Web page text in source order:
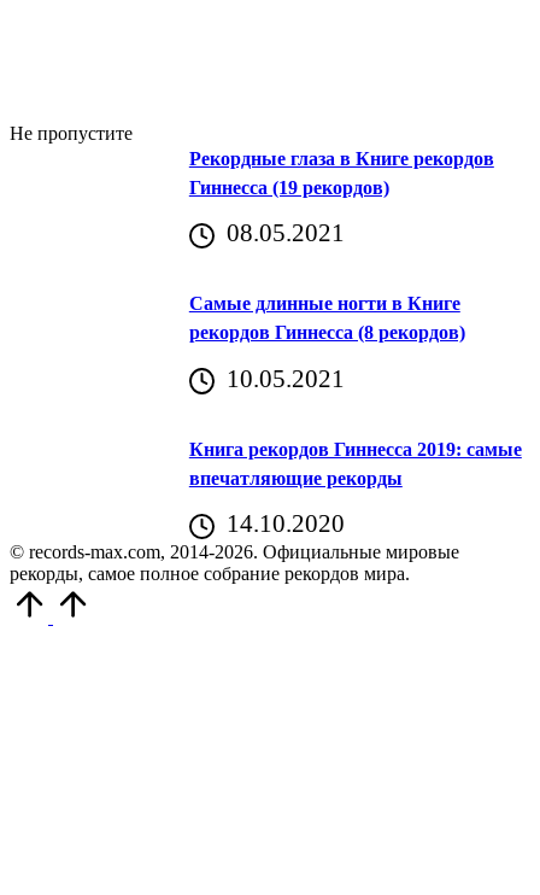
Не пропустите
Рекордные глаза в Книге рекордов
Гиннесса (19 рекордов)
08.05.2021
Самые длинные ногти в Книге
рекордов Гиннесса (8 рекордов)
10.05.2021
Книга рекордов Гиннесса 2019: самые
впечатляющие рекорды
14.10.2020
© records-max.com, 2014-2026. Официальные мировые
рекорды, самое полное собрание рекордов мира.